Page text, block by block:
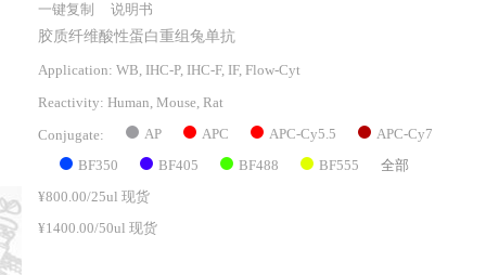
一键复制 说明书
胶质纤维酸性蛋白重组兔单抗
Application: WB, IHC-P, IHC-F, IF, Flow-Cyt
Reactivity: Human, Mouse, Rat
Conjugate: AP APC APC-Cy5.5 APC-Cy7
BF350 BF405 BF488 BF555 全部
¥800.00/25ul 现货
¥1400.00/50ul 现货